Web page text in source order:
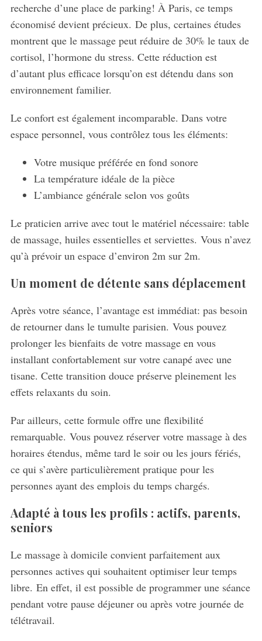
recherche d’une place de parking! À Paris, ce temps
économisé devient précieux. De plus, certaines études
montrent que le massage peut réduire de 30% le taux de
cortisol, l’hormone du stress. Cette réduction est
d’autant plus efficace lorsqu’on est détendu dans son
environnement familier.
Le confort est également incomparable. Dans votre
espace personnel, vous contrôlez tous les éléments:
Votre musique préférée en fond sonore
La température idéale de la pièce
L’ambiance générale selon vos goûts
Le praticien arrive avec tout le matériel nécessaire: table
de massage, huiles essentielles et serviettes. Vous n’avez
qu’à prévoir un espace d’environ 2m sur 2m.
Un moment de détente sans déplacement
Après votre séance, l’avantage est immédiat: pas besoin
de retourner dans le tumulte parisien. Vous pouvez
prolonger les bienfaits de votre massage en vous
installant confortablement sur votre canapé avec une
tisane. Cette transition douce préserve pleinement les
effets relaxants du soin.
Par ailleurs, cette formule offre une flexibilité
remarquable. Vous pouvez réserver votre massage à des
horaires étendus, même tard le soir ou les jours fériés,
ce qui s’avère particulièrement pratique pour les
personnes ayant des emplois du temps chargés.
Adapté à tous les profils : actifs, parents,
seniors
Le massage à domicile convient parfaitement aux
personnes actives qui souhaitent optimiser leur temps
libre. En effet, il est possible de programmer une séance
pendant votre pause déjeuner ou après votre journée de
télétravail.